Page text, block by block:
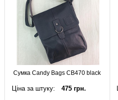
Сумка Candy Bags CB470 black
Ціна за штуку: 475 грн.